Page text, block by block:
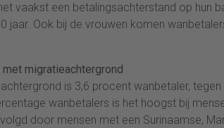
vaakst een betalingsachterstand op hun
jaar. Ook bij de vrouwen komen
migratieachtergrond
is 3,6 procent wanbetaler,
wanbetalers is het hoogst bij
door mensen met een Surinaamse,